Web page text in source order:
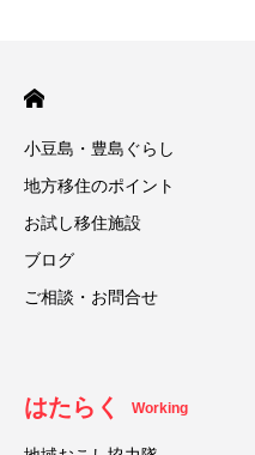
小豆島・豊島ぐらし
地方移住のポイント
お試し移住施設
ブログ
ご相談・お問合せ
はたらく Working